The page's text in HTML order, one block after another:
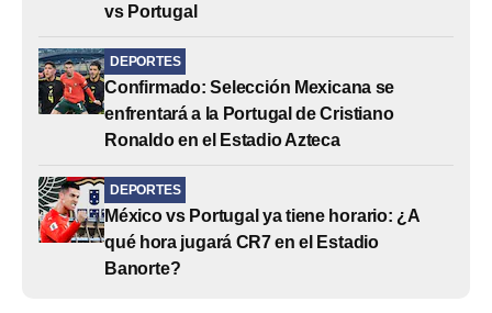
vs Portugal
DEPORTES
Confirmado: Selección Mexicana se
enfrentará a la Portugal de Cristiano
Ronaldo en el Estadio Azteca
DEPORTES
México vs Portugal ya tiene horario: ¿A
qué hora jugará CR7 en el Estadio
Banorte?